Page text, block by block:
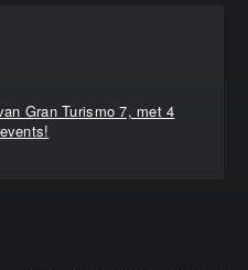
Gran Turismo 7, met 4